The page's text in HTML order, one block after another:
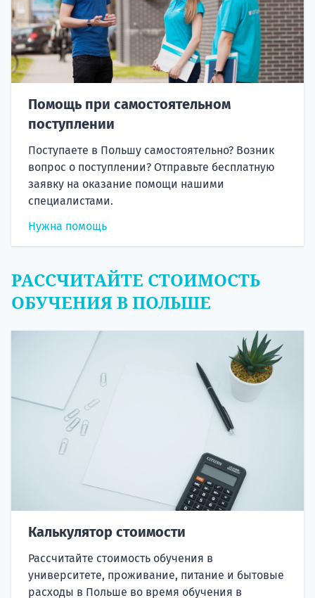
Помощь при самостоятельном
поступлении
Поступаете в Польшу самостоятельно? Возник
вопрос о поступлении? Отправьте бесплатную
заявку на оказание помощи нашими
специалистами.
Нужна помощь
РАССЧИТАЙТЕ СТОИМОСТЬ
ОБУЧЕНИЯ В ПОЛЬШЕ
Калькулятор стоимости
Рассчитайте стоимость обучения в
университете, проживание, питание и бытовые
расходы в Польше во время обучения в